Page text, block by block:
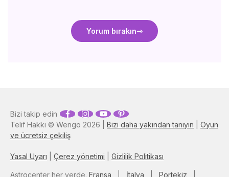
Yorum bırakın
Telif Hakkı © Wengo 2026 | Bizi daha yakından tanıyın
Oyun
ve ücretsiz çekiliş
Yasal Uyarı Çerez yönetimi Gizlilik Politikası
Bizi takip edin
Astrocenter her yerde. Fransa İtalya Portekiz